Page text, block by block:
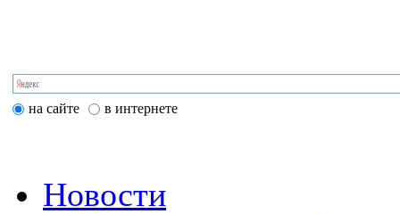
на сайте в интернете
Новости